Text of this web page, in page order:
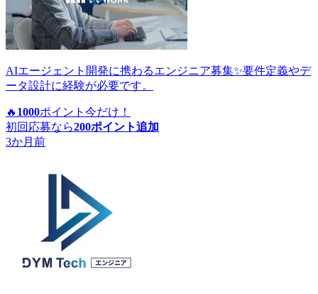
AIエージェント開発に携わるエンジニア募集✨要件定義やデ
ータ設計に経験が必要です。
🔥 1000ポイント 今だけ！
初回応募なら200ポイント追加
3か月前